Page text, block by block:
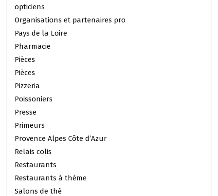
opticiens
Organisations et partenaires pro
Pays de la Loire
Pharmacie
Pièces
Pièces
Pizzeria
Poissoniers
Presse
Primeurs
Provence Alpes Côte d’Azur
Relais colis
Restaurants
Restaurants à thème
Salons de thé